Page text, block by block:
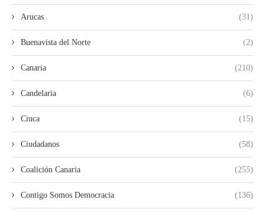
Arucas (31)
Buenavista del Norte (2)
Canaria (210)
Candelaria (6)
Ciuca (15)
Ciudadanos (58)
Coalición Canaria (255)
Contigo Somos Democracia (136)